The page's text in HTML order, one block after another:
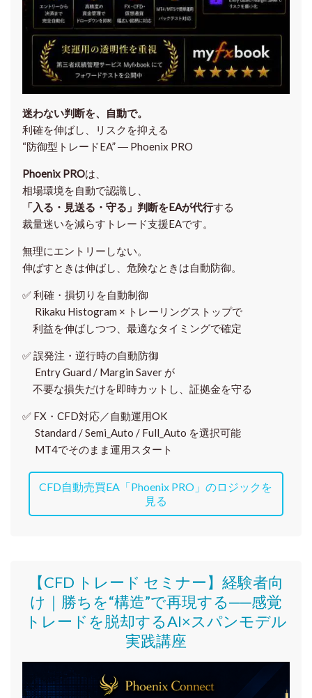
迷わない判断を、自動で。
利確を伸ばし、リスクを抑える
“防御型トレードEA” ― Phoenix PRO
Phoenix PROは、
相場環境を自動で認識し、
「入る・見送る・守る」判断をEAが代行する
裁量迷いを減らすトレード支援EAです。
無理にエントリーしない。
伸ばすときは伸ばし、危険なときは自動防御。
✅利確・損切りを自動制御
Rikaku Histogram × トレーリングストップで
利益を伸ばしつつ、最適なタイミングで確定
✅誤発注・逆行時の自動防御
Entry Guard / Margin Saver が
不要な損失だけを即時カットし、証拠金を守る
✅ FX・CFD対応／自動運用OK
Standard / Semi_Auto / Full_Auto を選択可能
MT4でそのまま運用スタート
CFD自動売買EA「Phoenix PRO」のロジックを
見る
【CFD トレード セミナー】 経験者向
け｜ 勝ちを“構造”で再現する──感覚
トレードを脱却するAI×スパンモデル
実践講座